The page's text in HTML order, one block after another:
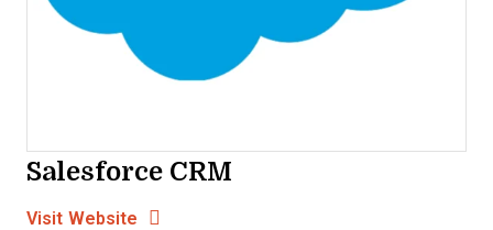
Salesforce CRM
Visit Website Opens New Window